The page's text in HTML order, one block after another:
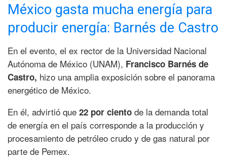
México gasta mucha energía para
producir energía: Barnés de Castro
En el evento, el ex rector de la Universidad Nacional
Autónoma de México (UNAM), Francisco Barnés de
Castro, hizo una amplia exposición sobre el panorama
energético de México.
En él, advirtió que 22 por ciento de la demanda total
de energía en el país corresponde a la producción y
procesamiento de petróleo crudo y de gas natural por
parte de Pemex.